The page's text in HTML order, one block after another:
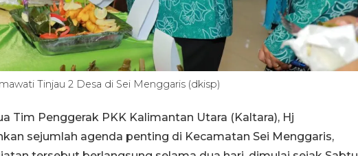
Tinjau 2 Desa di Sei Menggaris (dkisp)
Tim Penggerak PKK Kalimantan Utara (Kaltara), Hj
sejumlah agenda penting di Kecamatan Sei Menggaris,